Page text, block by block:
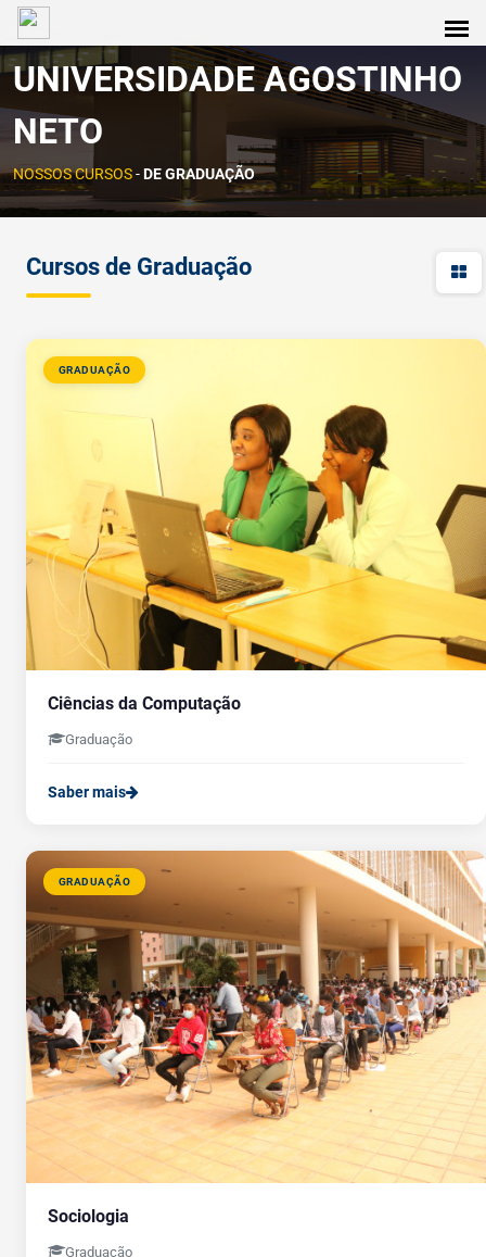
UNIVERSIDADE AGOSTINHO
NETO
NOSSOS CURSOS-DE GRADUAÇÃO
Cursos de Graduação
GRADUAÇÃO
Ciências da Computação
Graduação
Saber mais
GRADUAÇÃO
Sociologia
Graduação